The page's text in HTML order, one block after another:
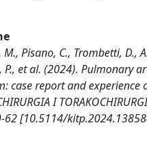
Pisano, C., Trombetti, D.,
P., et al. (2024). Pulmonary
case report and experience
I
62 [10.5114/